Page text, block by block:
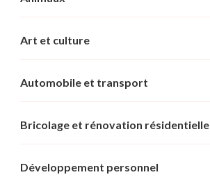
Art et culture
Automobile et transport
Bricolage et rénovation résidentielle
Développement personnel